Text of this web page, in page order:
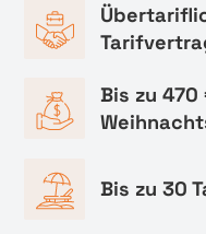
Bis zu
Bis zu 30